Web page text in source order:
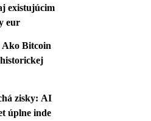
existujúcim
eur
Ako Bitcoin
zisky: AI
úplne inde